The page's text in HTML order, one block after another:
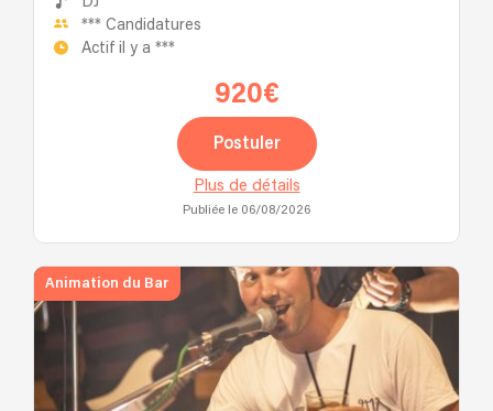
*** Candidatures
Actif il y a ***
920€
Postuler
Plus de détails
Publiée le 06/08/2026
Animation du Bar